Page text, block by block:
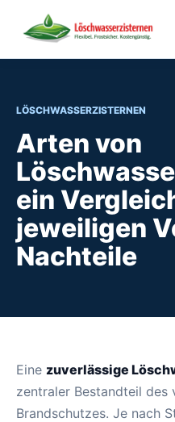
Zum Inhalt springen
LÖSCHWASSERZISTERNEN
Arten von
ein
jeweiligen
Nachteile
Eine zuverlässige
zentraler Bestandteil des
Brandschutzes. Je nach